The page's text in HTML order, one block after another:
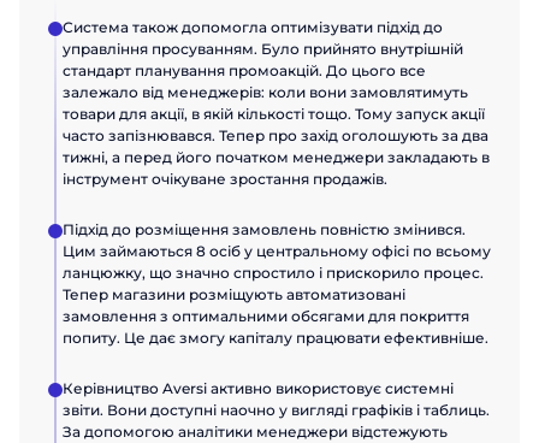
Система також допомогла оптимізувати підхід до
управління просуванням. Було прийнято внутрішній
стандарт планування промоакцій. До цього все
залежало від менеджерів: коли вони замовлятимуть
товари для акції, в якій кількості тощо. Тому запуск акції
часто запізнювався. Тепер про захід оголошують за два
тижні, а перед його початком менеджери закладають в
інструмент очікуване зростання продажів.
Підхід до розміщення замовлень повністю змінився.
Цим займаються 8 осіб у центральному офісі по всьому
ланцюжку, що значно спростило і прискорило процес.
Тепер магазини розміщують автоматизовані
замовлення з оптимальними обсягами для покриття
попиту. Це дає змогу капіталу працювати ефективніше.
Керівництво Aversi активно використовує системні
звіти. Вони доступні наочно у вигляді графіків і таблиць.
За допомогою аналітики менеджери відстежують